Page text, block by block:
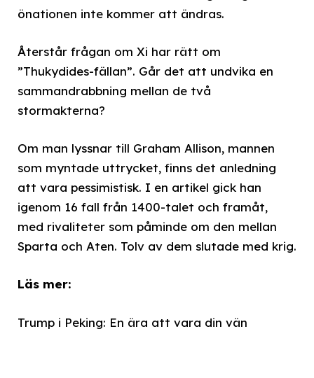
önationen inte kommer att ändras.
Återstår frågan om Xi har rätt om
”Thukydides-fällan”. Går det att undvika en
sammandrabbning mellan de två
stormakterna?
Om man lyssnar till Graham Allison, mannen
som myntade uttrycket, finns det anledning
att vara pessimistisk. I en artikel gick han
igenom 16 fall från 1400-talet och framåt,
med rivaliteter som påminde om den mellan
Sparta och Aten. Tolv av dem slutade med krig.
Läs mer:
Trump i Peking: En ära att vara din vän